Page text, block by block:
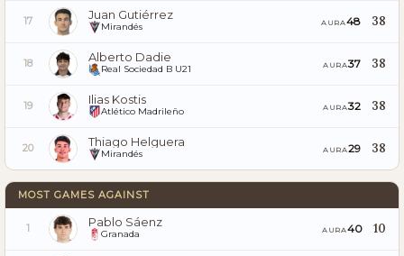
17 Juan Gutiérrez
Mirandés AURA48 38
18 Alberto Dadie
Real Sociedad B U21 AURA37 38
19 Ilias Kostis
Atlético Madrileño AURA32 38
20 Thiago Helguera
Mirandés AURA29 38
MOST GAMES AGAINST
1 Pablo Sáenz
Granada AURA40 10